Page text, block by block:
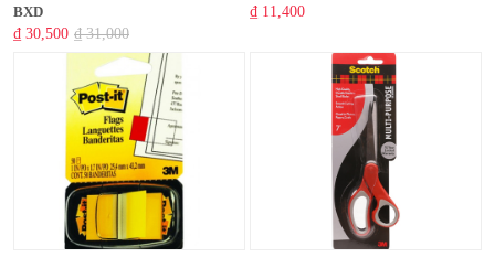
BXD
₫ 30,500 ₫ 31,000
₫ 11,400